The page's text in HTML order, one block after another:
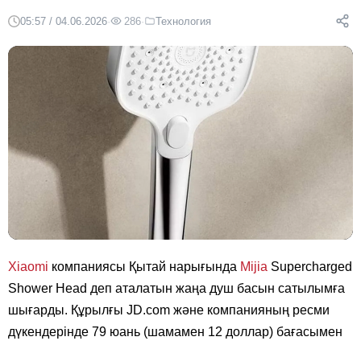
05:57 / 04.06.2026· 286· Технология
Xiaomi компаниясы Қытай нарығында Mijia Supercharged
Shower Head деп аталатын жаңа душ басын сатылымға
шығарды. Құрылғы JD.com және компанияның ресми
дүкендерінде 79 юань (шамамен 12 доллар) бағасымен